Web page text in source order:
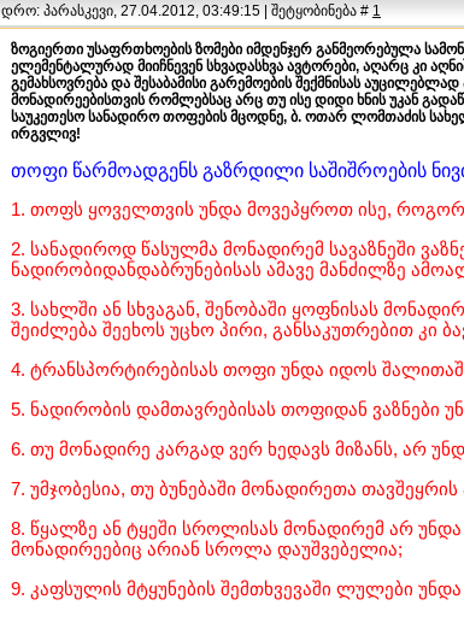
დრო: პარასკევი, 27.04.2012, 03:49:15 | შეტყობინება # 1
ზოგიერთი უსაფრთხოების ზომები იმდენჯერ განმეორებულა
ელემენტალურად მიიჩნევენ სხვადასხვა ავტორები, აღარც კი
გემახსოვრება და შესაბამისი გარემოების შექმნისას
მონადირეებისთვის რომლებსაც არც თუ ისე დიდი ხნის უკან
საუკეთესო სანადირო თოფების მცოდნე, ბ. ოთარ ლომთაძის
ირგვლივ!
თოფი წარმოადგენს გაზრდილი საშიშროების
1. თოფს ყოველთვის უნდა მოვეპყროთ ისე,
2. სანადიროდ წასულმა მონადირემ სავაზნეში
ნადირობიდანდაბრუნებისას ამავე მანძილზე
3. სახლში ან სხვაგან, შენობაში ყოფნისას
შეიძლება შეეხოს უცხო პირი, განსაკუთრებით კი
4. ტრანსპორტირებისას თოფი უნდა იდოს
5. ნადირობის დამთავრებისას თოფიდან ვაზნები
6. თუ მონადირე კარგად ვერ ხედავს მიზანს, არ
7. უმჯობესია, თუ ბუნებაში მონადირეთა
8. წყალზე ან ტყეში სროლისას მონადირემ არ
მონადირეებიც არიან სროლა დაუშვებელია;
9. კაფსულის მტყუნების შემთხვევაში ლულები